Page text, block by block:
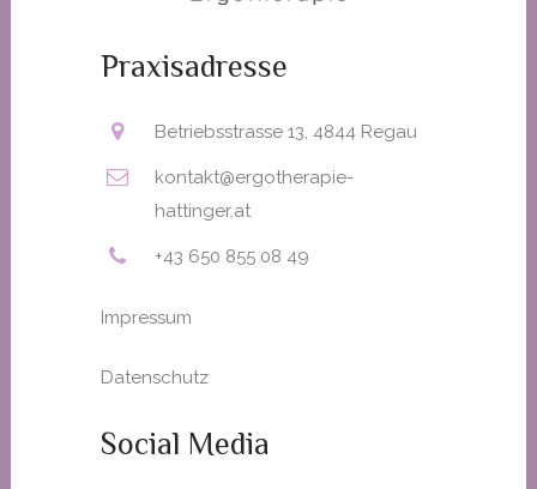
Praxisadresse
Betriebsstrasse 13, 4844 Regau
kontakt@ergotherapie-
hattinger.at
+43 650 855 08 49
Impressum
Datenschutz
Social Media